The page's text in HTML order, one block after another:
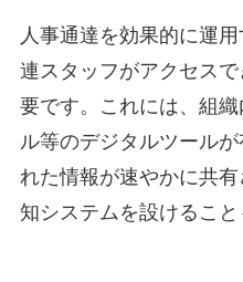
人事通達を効果的に運
連スタッフがアクセス
要です。これには、組
ル等のデジタルツール
れた情報が速やかに共
知システムを設けること